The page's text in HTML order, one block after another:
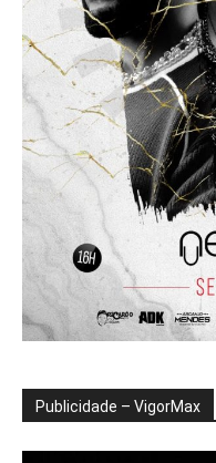
Publicidade – VigorMax